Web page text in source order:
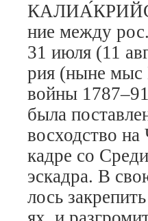
ние ме­ж­ду
31 ию­ля (11
рия (ны­не мыс
вой­ны
бы­ла
вос­ход­ст­во
кад­ре со
эс­кад­ра. В
лось